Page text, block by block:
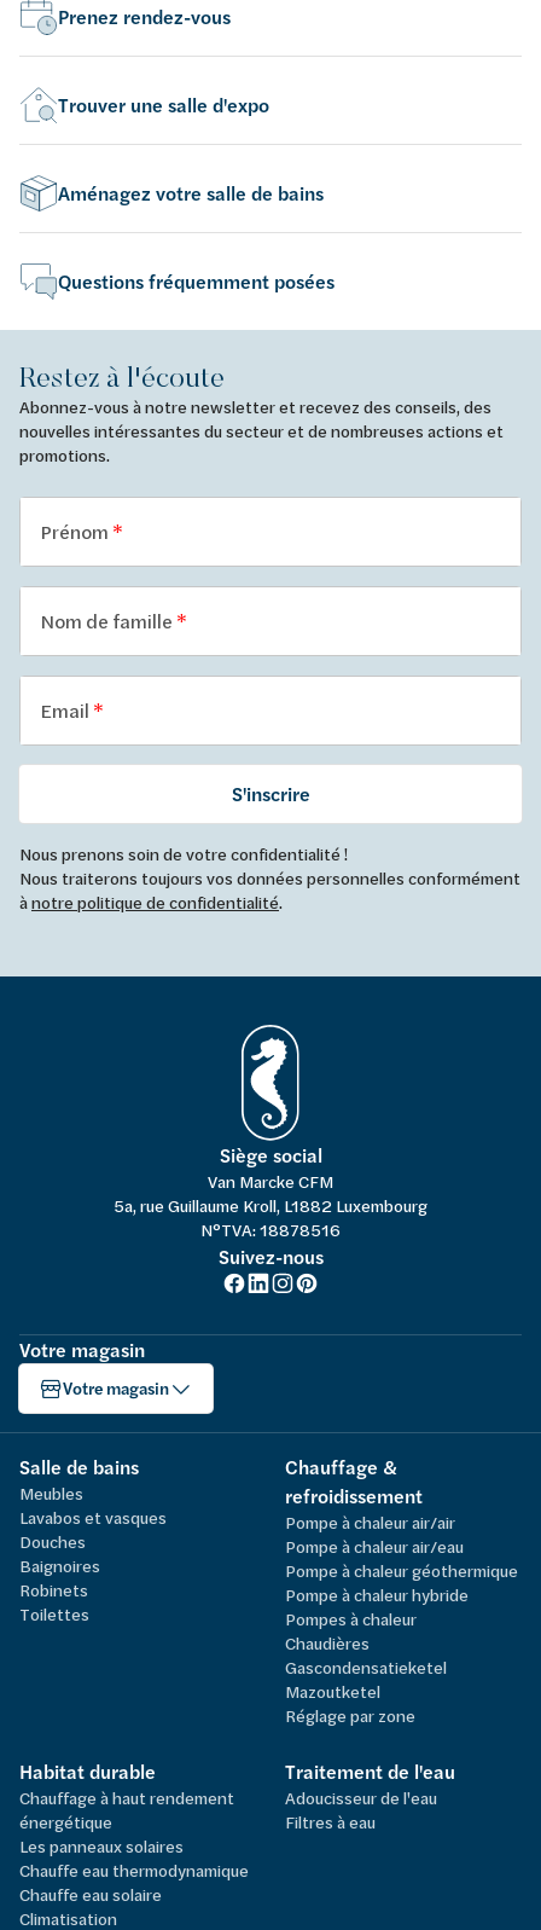
Prenez rendez-vous
Trouver une salle d'expo
Aménagez votre salle de bains
Questions fréquemment posées
Restez à l'écoute
Abonnez-vous à notre newsletter et recevez des conseils, des
nouvelles intéressantes du secteur et de nombreuses actions et
promotions.
Prénom
Nom de famille
Email
S'inscrire
Nous prenons soin de votre confidentialité !
Nous traiterons toujours vos données personnelles conformément
ànotre politique de confidentialité.
Siège social
Van Marcke CFM
5a, rue Guillaume Kroll, L1882 Luxembourg
N°TVA: 18878516
Suivez-nous
Votre magasin
Votre magasin
Salle de bains
Meubles
Lavabos et vasques
Douches
Baignoires
Robinets
Toilettes
Chauffage &
refroidissement
Pompe à chaleur air/air
Pompe à chaleur air/eau
Pompe à chaleur géothermique
Pompe à chaleur hybride
Pompes à chaleur
Chaudières
Gascondensatieketel
Mazoutketel
Réglage par zone
Habitat durable
Chauffage à haut rendement
énergétique
Les panneaux solaires
Chauffe eau thermodynamique
Chauffe eau solaire
Climatisation
Traitement de l'eau
Adoucisseur de l'eau
Filtres à eau